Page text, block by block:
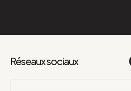
Réseaux sociaux